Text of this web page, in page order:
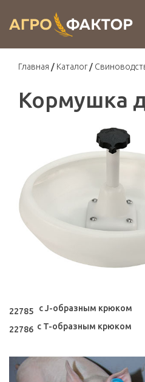
Главная Каталог
Кормушка
22785 с J-образным крюком
22786 с T-образным крюком